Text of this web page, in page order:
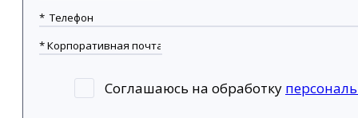
Соглашаюсь на обработку